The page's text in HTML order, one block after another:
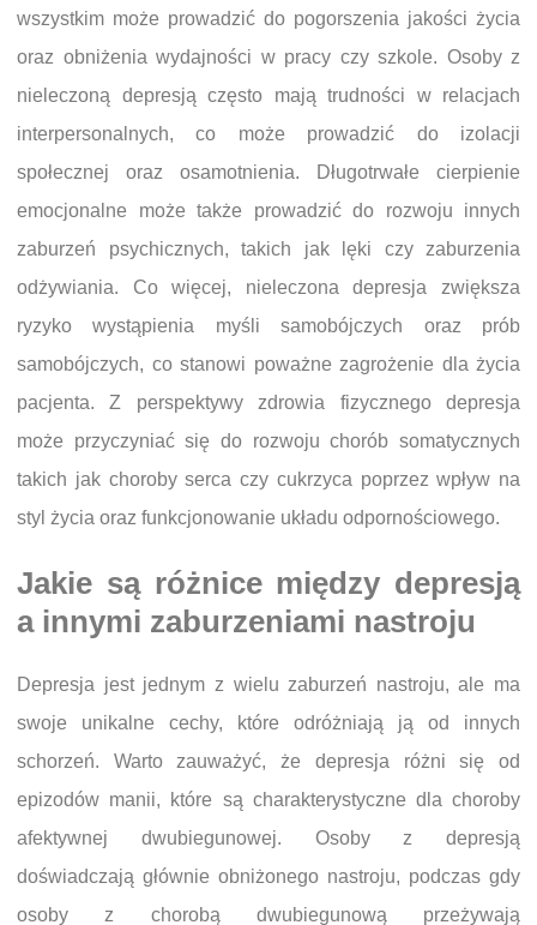
wszystkim może prowadzić do pogorszenia jakości życia
oraz obniżenia wydajności w pracy czy szkole. Osoby z
nieleczoną depresją często mają trudności w relacjach
interpersonalnych, co może prowadzić do izolacji
społecznej oraz osamotnienia. Długotrwałe cierpienie
emocjonalne może także prowadzić do rozwoju innych
zaburzeń psychicznych, takich jak lęki czy zaburzenia
odżywiania. Co więcej, nieleczona depresja zwiększa
ryzyko wystąpienia myśli samobójczych oraz prób
samobójczych, co stanowi poważne zagrożenie dla życia
pacjenta. Z perspektywy zdrowia fizycznego depresja
może przyczyniać się do rozwoju chorób somatycznych
takich jak choroby serca czy cukrzyca poprzez wpływ na
styl życia oraz funkcjonowanie układu odpornościowego.
Jakie są różnice między depresją
a innymi zaburzeniami nastroju
Depresja jest jednym z wielu zaburzeń nastroju, ale ma
swoje unikalne cechy, które odróżniają ją od innych
schorzeń. Warto zauważyć, że depresja różni się od
epizodów manii, które są charakterystyczne dla choroby
afektywnej dwubiegunowej. Osoby z depresją
doświadczają głównie obniżonego nastroju, podczas gdy
osoby z chorobą dwubiegunową przeżywają